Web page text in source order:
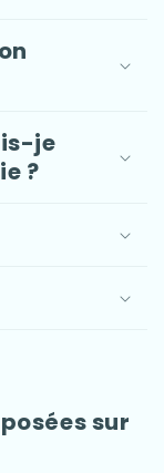
je
?
sur